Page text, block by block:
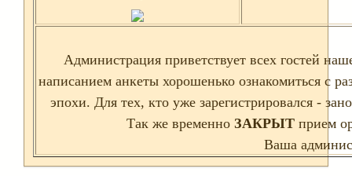
Администрация приветствует всех гостей
написанием анкеты хорошенько ознакомиться с
эпохи. Для тех, кто уже зарегистрировался -
Так же временно ЗАКРЫТприем
Ваша